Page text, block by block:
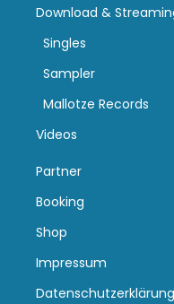
Download &
Singles
Sampler
Mallotze Records
Videos
Partner
Booking
Shop
Impressum
Datenschutzerklärung